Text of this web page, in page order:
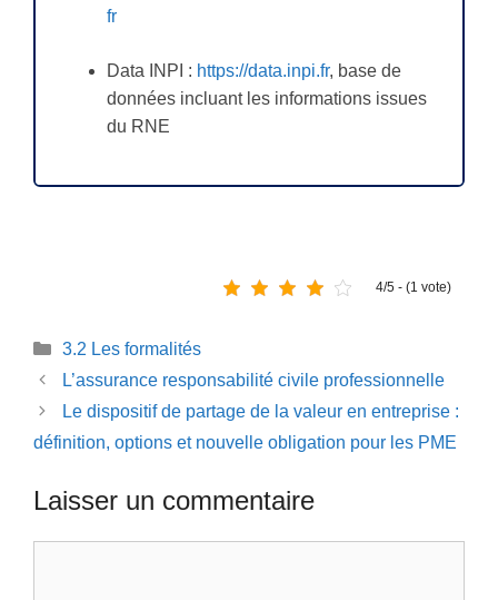
fr
Data INPI : https://data.inpi.fr, base de
données incluant les informations issues
du RNE
4/5 - (1 vote)
Catégories
3.2 Les formalités
L’assurance responsabilité civile professionnelle
Le dispositif de partage de la valeur en entreprise :
définition, options et nouvelle obligation pour les PME
Laisser un commentaire